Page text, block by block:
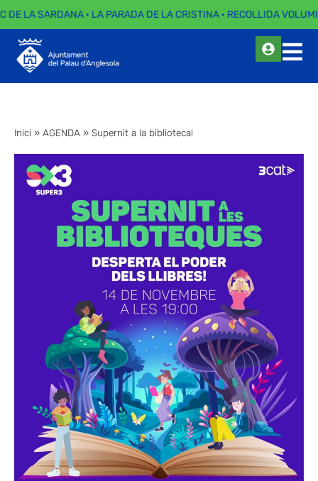
DE LA SARDANA · LA PARADA DE LA CRISTINA · RECOLLIDA
Inici » AGENDA » Supernit a la biblioteca!